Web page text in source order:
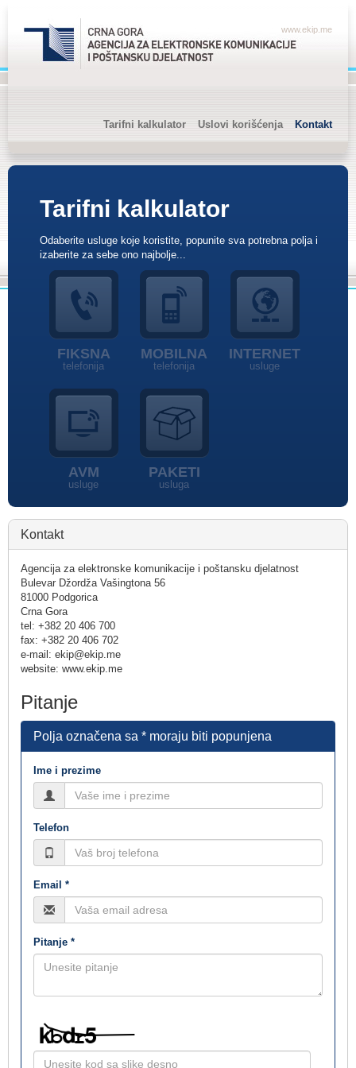
www.ekip.me
Tarifni kalkulator Uslovi korišćenja Kontakt
Tarifni kalkulator
Odaberite usluge koje koristite, popunite sva potrebna polja i
izaberite za sebe ono najbolje...
FIKSNA
telefonija
MOBILNA
telefonija
INTERNET
usluge
AVM
usluge
PAKETI
usluga
Kontakt
Agencija za elektronske komunikacije i poštansku djelatnost
Bulevar Džordža Vašingtona 56
81000 Podgorica
Crna Gora
tel: +382 20 406 700
fax: +382 20 406 702
e-mail: ekip@ekip.me
website: www.ekip.me
Pitanje
Polja označena sa * moraju biti popunjena
Ime i prezime
Telefon
Email *
Pitanje *